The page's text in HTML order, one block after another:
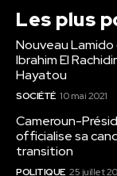
Les plus
Nouveau
Ibrahim El
Hayatou
SOCIÉTÉ 10 mai 2021
Cameroun-
officialise sa
transition
POLITIQUE 25 juillet